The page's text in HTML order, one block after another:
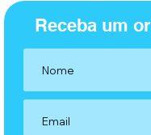
Receba um